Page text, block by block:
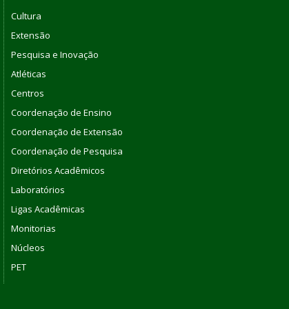
Cultura
Extensão
Pesquisa e Inovação
Atléticas
Centros
Coordenação de Ensino
Coordenação de Extensão
Coordenação de Pesquisa
Diretórios Acadêmicos
Laboratórios
Ligas Acadêmicas
Monitorias
Núcleos
PET